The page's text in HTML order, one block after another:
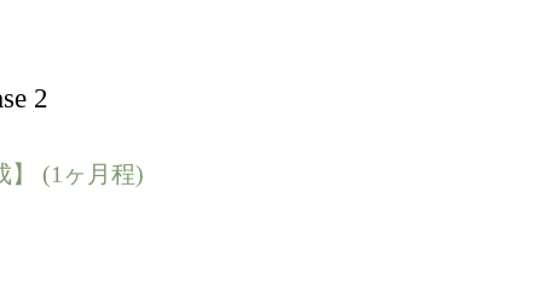
2
】 (1ヶ月程)